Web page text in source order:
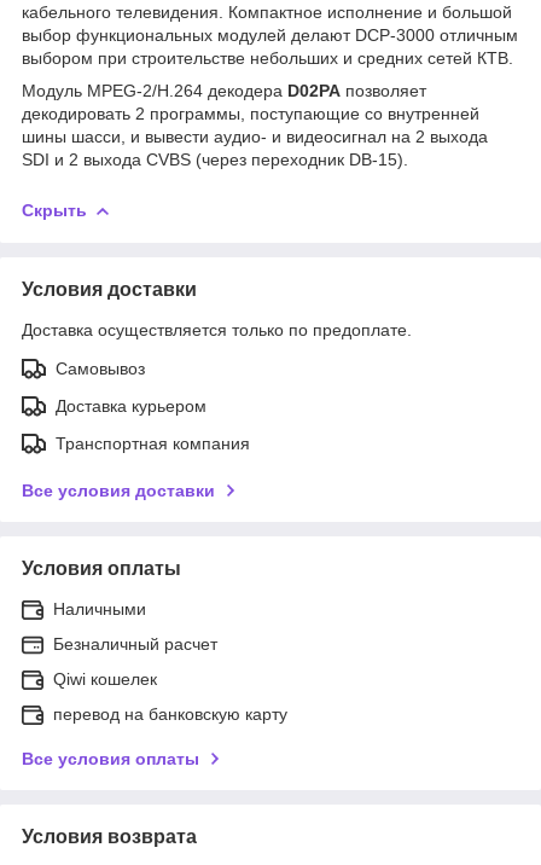
кабельного телевидения. Компактное исполнение и большой
выбор функциональных модулей делают DCP-3000 отличным
выбором при строительстве небольших и средних сетей КТВ.
Модуль MPEG-2/H.264 декодера D02PA позволяет
декодировать 2 программы, поступающие со внутренней
шины шасси, и вывести аудио- и видеосигнал на 2 выхода
SDI и 2 выхода CVBS (через переходник DB-15).
Скрыть
Условия доставки
Доставка осуществляется только по предоплате.
Самовывоз
Доставка курьером
Транспортная компания
Все условия доставки
Условия оплаты
Наличными
Безналичный расчет
Qiwi кошелек
перевод на банковскую карту
Все условия оплаты
Условия возврата